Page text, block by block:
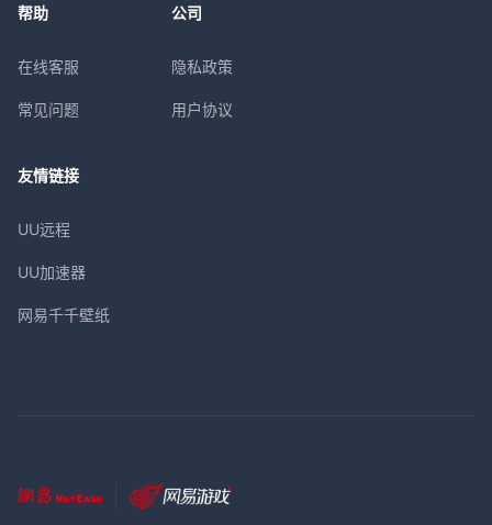
帮助
在线客服
常见问题
公司
隐私政策
用户协议
友情链接
UU远程
UU加速器
网易千千壁纸